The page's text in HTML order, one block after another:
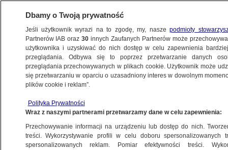
METEO
NAJNOWSZE
Maksyma
28.05.2015, 13:44
Dbamy o Twoją prywatność
Jeśli użytkownik wyrazi na to zgodę, my, naszepodmioty
Partnerów IAB oraz30 innych Zaufanych Partnerów może
użytkownika i uzyskiwać do nich dostęp w celu zapewnienia
przeglądania. Odbywa się to poprzez przetwarzanie danych
przeglądania przechowywanych w plikach cookie. Użytkownik może
się przetwarzaniu w oparciu o uzasadniony interes w dowolnym
plików cookie i reklam”.
Polityka Prywatności
Wraz z naszymi partnerami przetwarzamy dane w celu zapewnienia:
Przechowywanie informacji na urządzeniu lub dostęp do nich.
treści. Wykorzystywanie profili w celu doboru spersonalizowanych
spersonalizowanych reklam. Pomiar efektywności treści.